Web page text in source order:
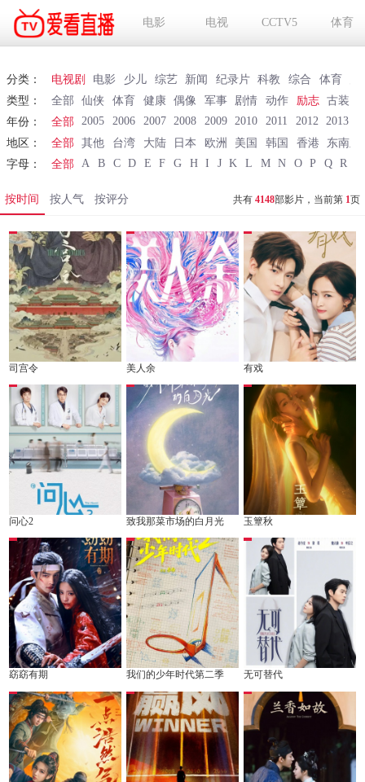
电影 电视 CCTV5 体育
分类： 电视剧 电影 少儿 综艺 新闻 纪录片 科教 综合 体育
类型：
全部 仙侠 体育 健康 偶像 军事 剧情 动作 励志 古装
年份：
全部 2005 2006 2007 2008 2009 2010 2011 2012 2013
地区：
全部 其他 台湾 大陆 日本 欧洲 美国 韩国 香港
东南亚
字母：
全部 A B C D E F G H I J K L M N O P Q R
按时间 按人气 按评分 共有 4148部影片，当前第 1页
司宫令 美人余 有戏
问心2 致我那菜市场的白月光 玉簟秋
窈窈有期 我们的少年时代第二季 无可替代